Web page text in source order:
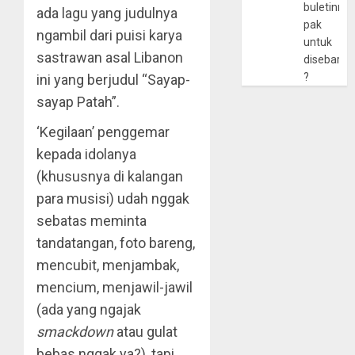
ada lagu yang judulnya
ngambil dari puisi karya
sastrawan asal Libanon
ini yang berjudul “Sayap-
sayap Patah”.
‘Kegilaan’ penggemar
kepada idolanya
(khususnya di kalangan
para musisi) udah nggak
sebatas meminta
tandatangan, foto bareng,
mencubit, menjambak,
mencium, menjawil-jawil
(ada yang ngajak
smackdownatau gulat
pak
untuk
?